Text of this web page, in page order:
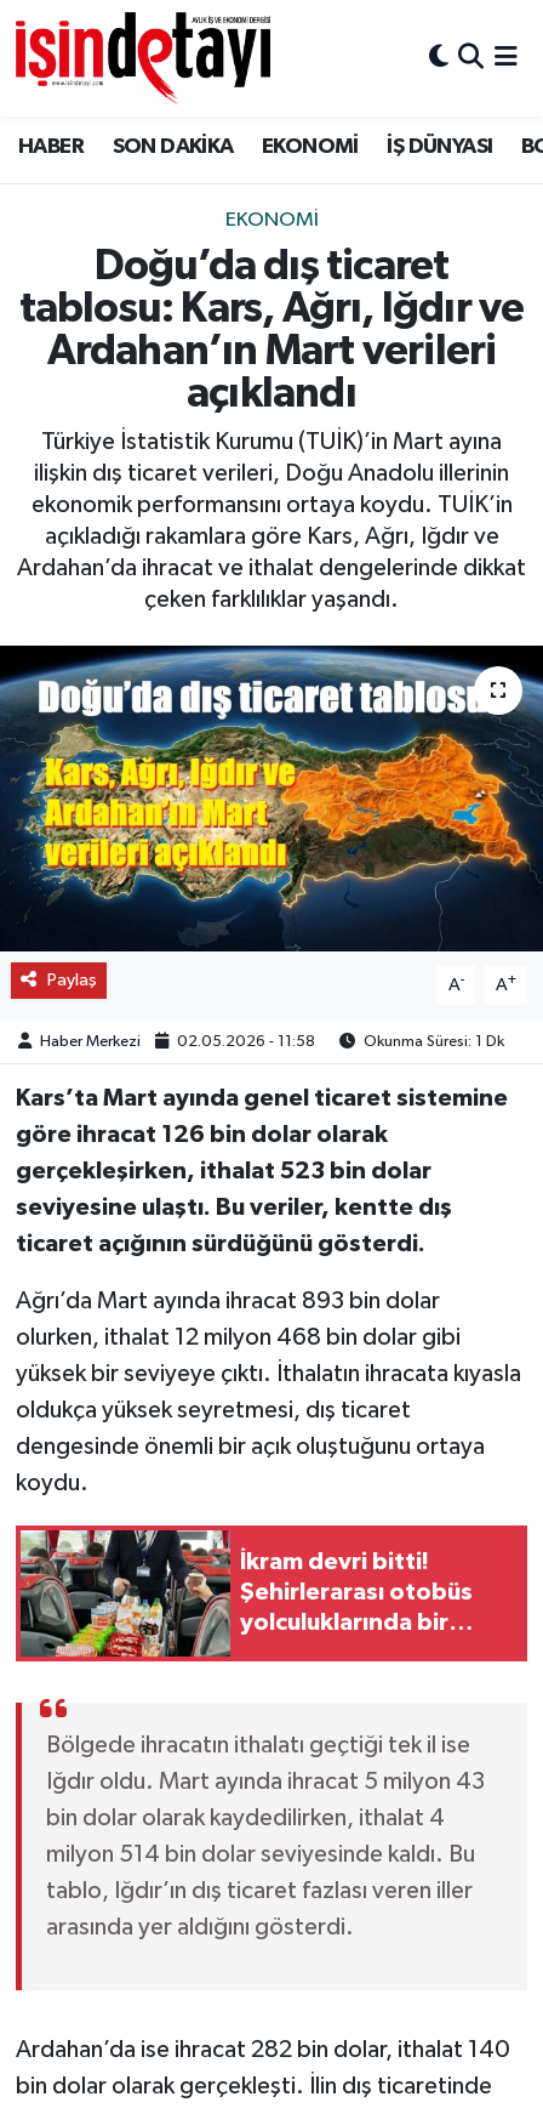
HABER SON DAKİKA EKONOMİ İŞ DÜNYASI
EKONOMİ
Doğu’da dış ticaret
tablosu: Kars, Ağrı, Iğdır ve
Ardahan’ın Mart verileri
açıklandı
Türkiye İstatistik Kurumu (TUİK)’in Mart ayına
ilişkin dış ticaret verileri, Doğu Anadolu illerinin
ekonomik performansını ortaya koydu. TUİK’in
açıkladığı rakamlara göre Kars, Ağrı, Iğdır ve
Ardahan’da ihracat ve ithalat dengelerinde dikkat
çeken farklılıklar yaşandı.
Paylaş A- A+
Haber Merkezi 02.05.2026 - 11:58 Okunma Süresi: 1 Dk
Kars’ta Mart ayında genel ticaret sistemine
göre ihracat 126 bin dolar olarak
gerçekleşirken, ithalat 523 bin dolar
seviyesine ulaştı. Bu veriler, kentte dış
ticaret açığının sürdüğünü gösterdi.
Ağrı’da Mart ayında ihracat 893 bin dolar
olurken, ithalat 12 milyon 468 bin dolar gibi
yüksek bir seviyeye çıktı. İthalatın ihracata kıyasla
oldukça yüksek seyretmesi, dış ticaret
dengesinde önemli bir açık oluştuğunu ortaya
koydu.
İkram devri bitti!
Şehirlerarası otobüs
yolculuklarında bir
Bölgede ihracatın ithalatı geçtiği tek il ise
Iğdır oldu. Mart ayında ihracat 5 milyon 43
bin dolar olarak kaydedilirken, ithalat 4
milyon 514 bin dolar seviyesinde kaldı. Bu
tablo, Iğdır’ın dış ticaret fazlası veren iller
arasında yer aldığını gösterdi.
Ardahan’da ise ihracat 282 bin dolar, ithalat 140
bin dolar olarak gerçekleşti. İlin dış ticaretinde
DÜNYA
Eğitim
ENERJİ HABERİ
GAYRİMENKUL
LOJİSTİK
MAGAZİN
OTO DETAY
SAĞLIK
SON DAKİKA
SPOR
FİNANS
Nöbetçi Eczaneler
Hava Durumu
İstanbul Namaz Vakitleri
Trafik Durumu
Süper Lig Puan Durumu ve Fikstür
Tüm Manşetler
Son Dakika Haberleri
Haber Arşivi